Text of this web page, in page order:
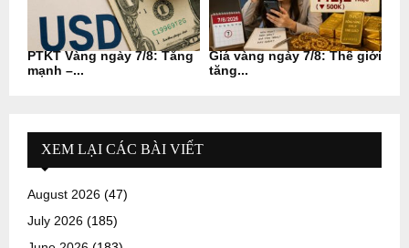
PTKT Vàng ngày 7/8: Tăng
mạnh –...
Giá vàng ngày 7/8: Thế giới
tăng...
XEM LẠI CÁC BÀI VIẾT
August 2026 (47)
July 2026 (185)